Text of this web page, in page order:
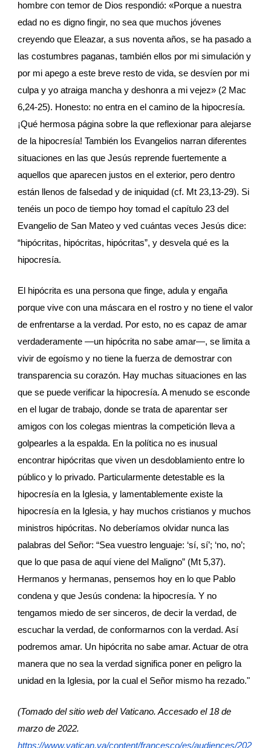
hombre con temor de Dios respondió: «Porque a nuestra
edad no es digno fingir, no sea que muchos jóvenes
creyendo que Eleazar, a sus noventa años, se ha pasado a
las costumbres paganas, también ellos por mi simulación y
por mi apego a este breve resto de vida, se desvíen por mi
culpa y yo atraiga mancha y deshonra a mi vejez» (2 Mac
6,24-25). Honesto: no entra en el camino de la hipocresía.
¡Qué hermosa página sobre la que reflexionar para alejarse
de la hipocresía! También los Evangelios narran diferentes
situaciones en las que Jesús reprende fuertemente a
aquellos que aparecen justos en el exterior, pero dentro
están llenos de falsedad y de iniquidad (cf. Mt 23,13-29). Si
tenéis un poco de tiempo hoy tomad el capítulo 23 del
Evangelio de San Mateo y ved cuántas veces Jesús dice:
“hipócritas, hipócritas, hipócritas”, y desvela qué es la
hipocresía.
El hipócrita es una persona que finge, adula y engaña
porque vive con una máscara en el rostro y no tiene el valor
de enfrentarse a la verdad. Por esto, no es capaz de amar
verdaderamente —un hipócrita no sabe amar—, se limita a
vivir de egoísmo y no tiene la fuerza de demostrar con
transparencia su corazón. Hay muchas situaciones en las
que se puede verificar la hipocresía. A menudo se esconde
en el lugar de trabajo, donde se trata de aparentar ser
amigos con los colegas mientras la competición lleva a
golpearles a la espalda. En la política no es inusual
encontrar hipócritas que viven un desdoblamiento entre lo
público y lo privado. Particularmente detestable es la
hipocresía en la Iglesia, y lamentablemente existe la
hipocresía en la Iglesia, y hay muchos cristianos y muchos
ministros hipócritas. No deberíamos olvidar nunca las
palabras del Señor: “Sea vuestro lenguaje: ‘sí, sí’; ‘no, no’;
que lo que pasa de aquí viene del Maligno” (Mt 5,37).
Hermanos y hermanas, pensemos hoy en lo que Pablo
condena y que Jesús condena: la hipocresía. Y no
tengamos miedo de ser sinceros, de decir la verdad, de
escuchar la verdad, de conformarnos con la verdad. Así
podremos amar. Un hipócrita no sabe amar. Actuar de otra
manera que no sea la verdad significa poner en peligro la
unidad en la Iglesia, por la cual el Señor mismo ha rezado."
(Tomado del sitio web del Vaticano. Accesado el 18 de
marzo de 2022.
https://www.vatican.va/content/francesco/es/audiences/202